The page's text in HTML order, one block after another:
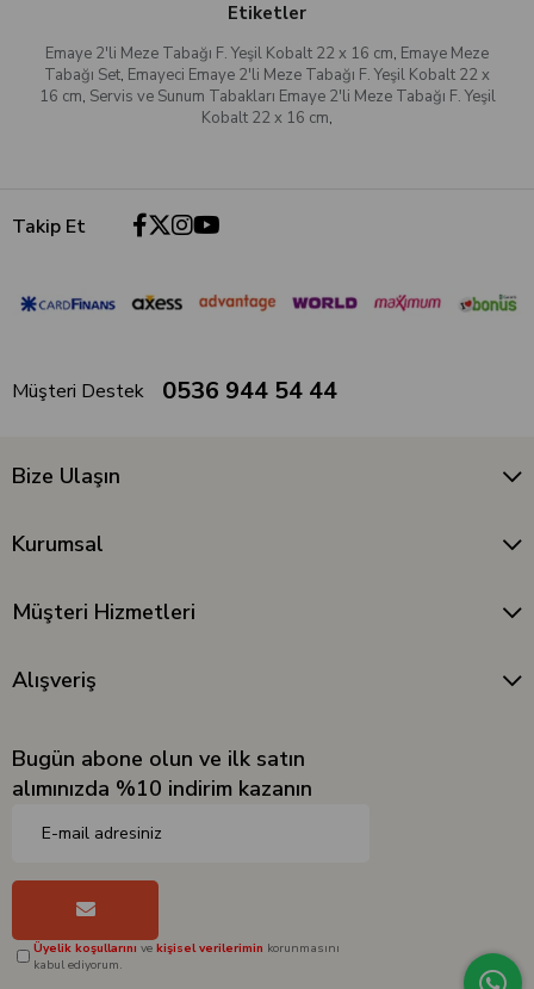
Etiketler
Emaye 2'li Meze Tabağı F. Yeşil Kobalt 22 x 16 cm, Emaye Meze
Tabağı Set, Emayeci Emaye 2'li Meze Tabağı F. Yeşil Kobalt 22 x
16 cm, Servis ve Sunum Tabakları Emaye 2'li Meze Tabağı F. Yeşil
Kobalt 22 x 16 cm,
Takip Et
Müşteri Destek 0536 944 54 44
Bize Ulaşın
Kurumsal
Müşteri Hizmetleri
Alışveriş
Bugün abone olun ve ilk satın
alımınızda %10 indirim kazanın
Üyelik koşullarını ve kişisel verilerimin korunmasını
kabul ediyorum.